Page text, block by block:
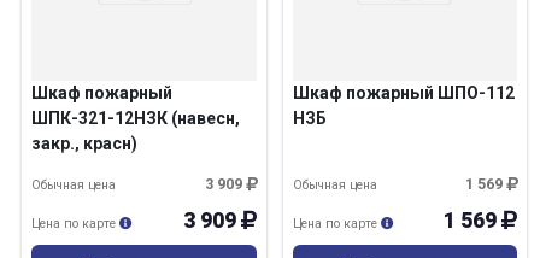
Шкаф пожарный
ШПК-321-12НЗК (навесн,
закр., красн)
3 909
Обычная цена
3 909
Цена по карте
Шкаф пожарный ШПО-112
НЗБ
1 569
Обычная цена
1 569
Цена по карте